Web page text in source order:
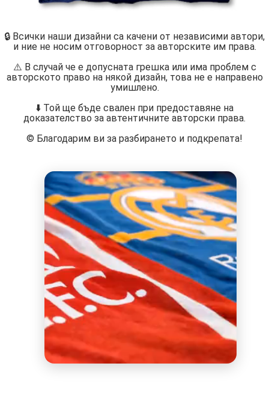
🔒 Всички наши дизайни са качени от независими автори,
и ние не носим отговорност за авторските им права.
⚠️ В случай че е допусната грешка или има проблем с
авторското право на някой дизайн, това не е направено
умишлено.
⬇️ Той ще бъде свален при предоставяне на
доказателство за автентичните авторски права.
©️ Благодарим ви за разбирането и подкрепата!